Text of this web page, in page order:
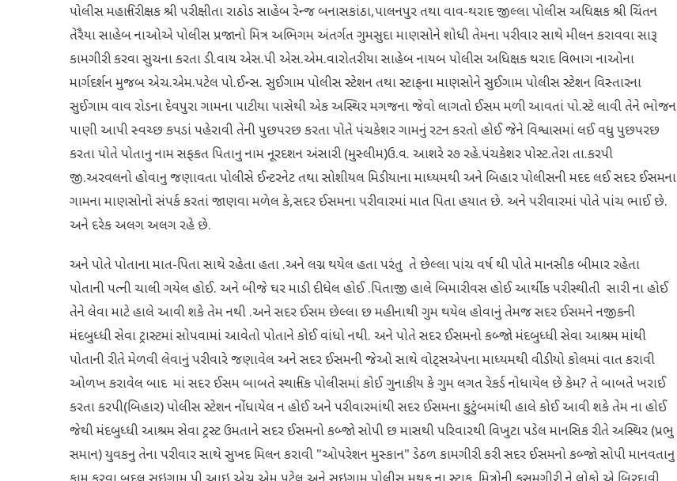
પોલીસ મહાનિરીક્ષક શ્રી પરીક્ષીતા રાઠોડ સાહેબ રેન્જ બનાસકાંઠા,પાલનપુર તથા વાવ-થરાદ જીલ્લા પોલીસ અધિક્ષક શ્રી ચિંતન
તેરૈયા સાહેબ નાઓએ પોલીસ પ્રજાનો મિત્ર અભિગમ અંતર્ગત ગુમસુદા માણસોને શોધી તેમના પરીવાર સાથે મીલન કરાવવા સારૂ
કામગીરી કરવા સુચના કરતા ડી.વાય એસ.પી એસ.એમ.વારોતરીયા સાહેબ નાયબ પોલીસ અધિક્ષક થરાદ વિભાગ નાઓના
માર્ગદર્શન મુજબ એચ.એમ.પટેલ પો.ઈન્સ. સુઈગામ પોલીસ સ્ટેશન તથા સ્ટાફના માણસોને સુઈગામ પોલીસ સ્ટેશન વિસ્તારના
સુઈગામ વાવ રોડના દેવપુરા ગામના પાટીયા પાસેથી એક અસ્થિર મગજના જેવો લાગતો ઈસમ મળી આવતાં પો.સ્ટે લાવી તેને ભોજન
પાણી આપી સ્વચ્છ કપડાં પહેરાવી તેની પુછપરછ કરતા પોતે પંચકેશર ગામનું રટન કરતો હોઈ જેને વિશ્વાસમાં લઈ વધુ પુછપરછ
કરતા પોતે પોતાનુ નામ સફકત પિતાનુ નામ નૂરદશન અંસારી (મુસ્લીમ)ઉ.વ. આશરે ર૭ રહે.પંચકેશર પોસ્ટ.તેરા તા.કરપી
જી.અરવલનો હોવાનુ જણાવતા પોલીસે ઈન્ટરનેટ તથા સોશીયલ મિડીયાના માધ્યમથી અને બિહાર પોલીસની મદદ લઈ સદર ઈસમના
ગામના માણસોનો સંપર્ક કરતાં જાણવા મળેલ કે,સદર ઈસમના પરીવારમાં માત પિતા હયાત છે. અને પરીવારમાં પોતે પાંચ ભાઈ છે.
અને દરેક અલગ અલગ રહે છે.
અને પોતે પોતાના માત-પિતા સાથે રહેતા હતા .અને લગ્ન થયેલ હતા પરંતુ તે છેલ્લા પાંચ વર્ષ થી પોતે માનસીક બીમાર રહેતા
પોતાની પત્ની ચાલી ગયેલ હોઈ. અને બીજે ઘર માડી દીધેલ હોઈ .પિતાજી હાલે બિમારીવસ હોઈ આર્થીક પરીસ્થીતી સારી ના હોઈ
તેને લેવા માટે હાલે આવી શકે તેમ નથી .અને સદર ઈસમ છેલ્લા છ મહીનાથી ગુમ થયેલ હોવાનું તેમજ સદર ઈસમને નજીકની
મંદબુધ્ધી સેવા ટ્રાસ્ટમાં સોપવામાં આવેતો પોતાને કોઈ વાંધો નથી. અને પોતે સદર ઈસમનો કબ્જો મંદબુધ્ધી સેવા આશ્રમ માંથી
પોતાની રીતે મેળવી લેવાનું પરીવારે જણાવેલ અને સદર ઈસમની જેઓ સાથે વોટ્સએપના માધ્યમથી વીડીયો કોલમાં વાત કરાવી
ઓળખ કરાવેલ બાદ માં સદર ઈસમ બાબતે સ્થાનિક પોલીસમાં કોઈ ગુનાકીય કે ગુમ લગત રેકર્ડ નોધાયેલ છે કેમ? તે બાબતે ખરાઈ
કરતા કરપી(બિહાર) પોલીસ સ્ટેશન નોંધાયેલ ન હોઈ અને પરીવારમાંથી સદર ઈસમના કુટુંબમાંથી હાલે કોઈ આવી શકે તેમ ના હોઈ
જેથી મંદબુધ્ધી આશ્રમ સેવા ટ્રસ્ટ ઉમતાને સદર ઈસમનો કબ્જો સોપી છ માસથી પરિવારથી વિખુટા પડેલ માનસિક રીતે અસ્થિર (પ્રભુ
સમાન) યુવકનુ તેના પરીવાર સાથે સુખદ મિલન કરાવી "ઓપરેશન મુસ્કાન" ડેઠળ કામગીરી કરી સદર ઈસમનો કબ્જો સોપી માનવતાનુ